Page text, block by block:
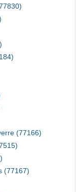
(77166)
(77167)